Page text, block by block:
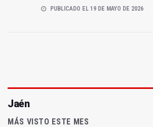
PUBLICADO EL 19 DE MAYO DE 2026
Jaén
MÁS VISTO ESTE MES